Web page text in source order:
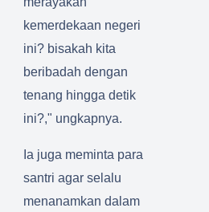
kemerdekaan negeri
ini? bisakah kita
beribadah dengan
tenang hingga detik
ini?," ungkapnya.
Ia juga meminta para
santri agar selalu
menanamkan dalam